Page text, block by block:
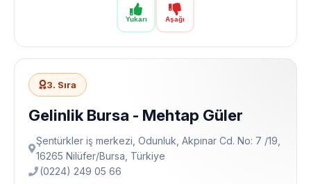
Yukarı Aşağı
3. Sıra
Gelinlik Bursa - Mehtap Güler
Şentürkler iş merkezi, Odunluk, Akpınar Cd. No: 7 /19,
16265 Ni̇lüfer/Bursa, Türkiye
(0224) 249 05 66